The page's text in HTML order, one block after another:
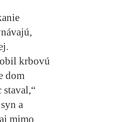
krbovú
dom
staval,“
a
mimo